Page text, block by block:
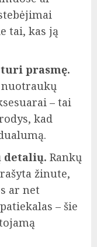
tai, kas ją
prasmę.
nuotraukų
– tai
kad
detalių. Rankų
žinute,
ar net
– šie